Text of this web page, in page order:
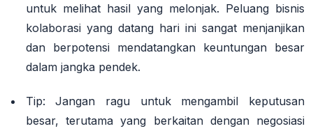
untuk melihat hasil yang melonjak. Peluang bisnis
kolaborasi yang datang hari ini sangat menjanjikan
dan berpotensi mendatangkan keuntungan besar
dalam jangka pendek.
Tip: Jangan ragu untuk mengambil keputusan
besar, terutama yang berkaitan dengan negosiasi